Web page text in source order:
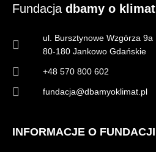
Fundacja dbamy o klimat
ul. Bursztynowe Wzgórza 9a
80-180 Jankowo Gdańskie
+48 570 800 602
fundacja@dbamyoklimat.pl
INFORMACJE O FUNDACJI